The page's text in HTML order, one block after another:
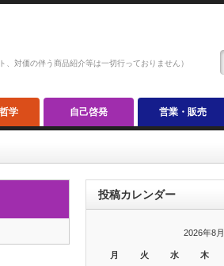
対価の伴う商品紹介等は一切行っておりません）
学 自己啓発 営業・販売
投稿カレンダー
2026年8月
月 火 水 木